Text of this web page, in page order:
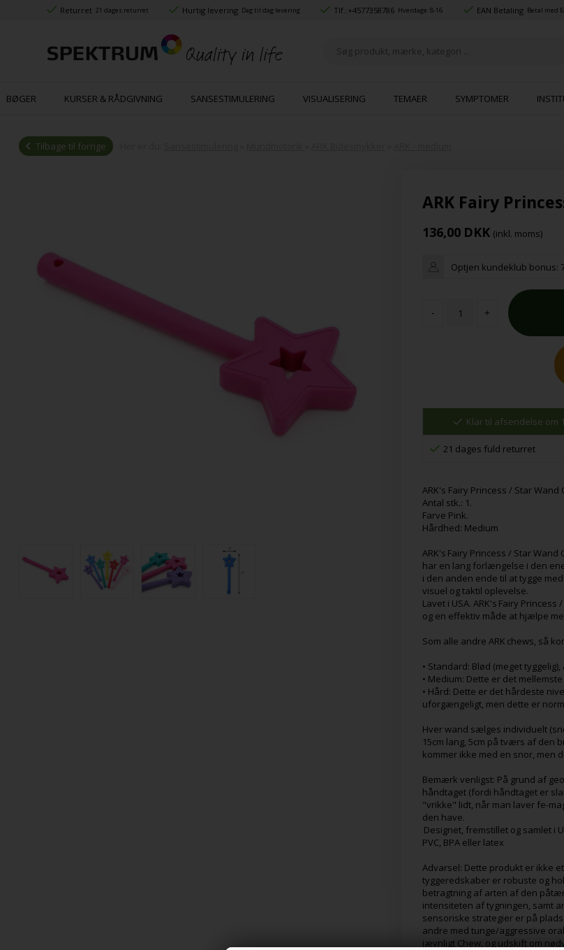
Returret 21 dages returret Hurtig levering Dag til dag levering Tlf.:+4577358786 Hverdage: 8-16 EAN Betaling Betal med
BØGER KURSER & RÅDGIVNING SANSESTIMULERING VISUALISERING TEMAER SYMPTOMER
Tilbage til forrige
ARK Fairy
136,00 DKK (inkl. moms)
Optjen kundeklub bonus:
- +
Klar til afsendelse om
21 dages fuld returret
ARK's Fairy Princess / Star Wand
Antal stk.: 1.
Farve Pink.
Hårdhed: Medium
ARK's Fairy Princess / Star
har en lang forlængelse i den
i den anden ende til at tygge
visuel og taktil oplevelse.
Lavet i USA. ARK's Fairy
og en effektiv måde at hjælpe
Som alle andre ARK chews, så
• Standard: Blød (meget
• Medium: Dette er det
• Hård: Dette er det hårdeste
uforgængeligt, men dette er
Hver wand sælges individuelt
15cm lang, 5cm på tværs af den
kommer ikke med en snor, men
Bemærk venligst: På grund af
håndtaget (fordi håndtaget er
"vrikke" lidt, når man laver fe-
den have.
Designet, fremstillet og samlet i
PVC, BPA eller latex
Advarsel: Dette produkt er ikke
tyggeredskaber er robuste og
betragtning af arten af den
intensiteten af tygningen, samt
sensoriske strategier er på
andre med tunge/aggressive
jævnligt Chew, og udskift om